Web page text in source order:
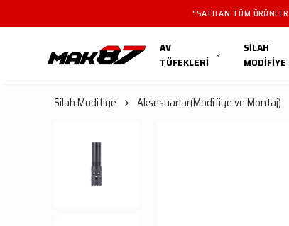
"SATILAN TÜM
AV
TÜFEKLERİ
SİLAH
MODİFİYE
Silah Modifiye Aksesuarlar(Modifiye ve Montaj)